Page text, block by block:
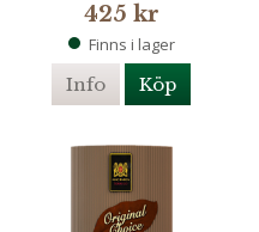
425 kr
Finns i lager
Info Köp